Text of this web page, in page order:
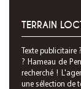
TERRAIN
Texte publicitaire
? Hameau de
recherché !
une sélection de